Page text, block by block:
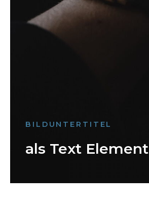
BILDUNTERTITEL
als Text Element